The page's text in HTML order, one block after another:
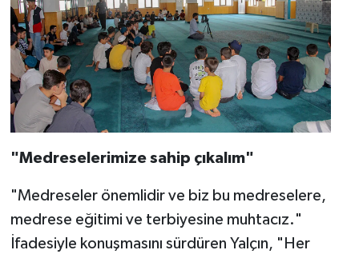
"Medreselerimize sahip çıkalım"
"Medreseler önemlidir ve biz bu medreselere,
medrese eğitimi ve terbiyesine muhtacız."
İfadesiyle konuşmasını sürdüren Yalçın, "Her